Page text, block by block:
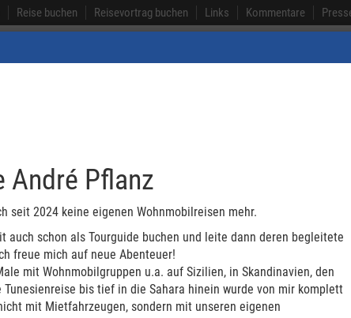
Reise buchen Reisevortrag buchen Links Kommentare
André Pflanz
seit 2024 keine eigenen Wohnmobilreisen mehr.
schon als Tourguide buchen und leite dann deren begleitete
freue mich auf neue Abenteuer!
mit Wohnmobilgruppen u.a. auf Sizilien, in Skandinavien, den
bis tief in die Sahara hinein wurde von mir komplett
mit Mietfahrzeugen, sondern mit unseren eigenen
Ihre
bei
Neues